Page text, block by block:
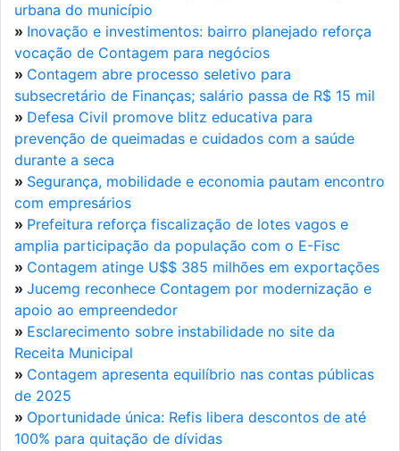
urbana do município
» Inovação e investimentos: bairro planejado reforça
vocação de Contagem para negócios
» Contagem abre processo seletivo para
subsecretário de Finanças; salário passa de R$ 15 mil
» Defesa Civil promove blitz educativa para
prevenção de queimadas e cuidados com a saúde
durante a seca
» Segurança, mobilidade e economia pautam encontro
com empresários
» Prefeitura reforça fiscalização de lotes vagos e
amplia participação da população com o E-Fisc
» Contagem atinge U$$ 385 milhões em exportações
» Jucemg reconhece Contagem por modernização e
apoio ao empreendedor
» Esclarecimento sobre instabilidade no site da
Receita Municipal
» Contagem apresenta equilíbrio nas contas públicas
de 2025
» Oportunidade única: Refis libera descontos de até
100% para quitação de dívidas